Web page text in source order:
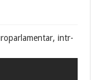
intr-